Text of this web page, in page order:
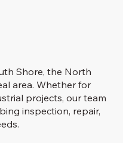
Shore, the North
area. Whether for
projects, our team
inspection, repair,